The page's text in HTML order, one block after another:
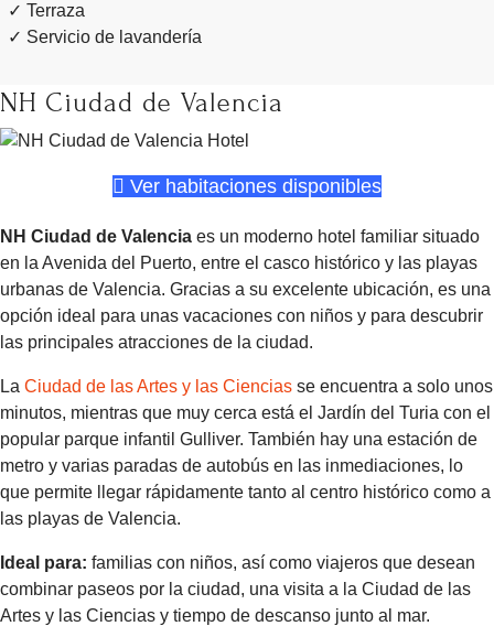
Terraza
Servicio de lavandería
NH Ciudad de Valencia
Ver habitaciones disponibles
NH Ciudad de Valencia es un moderno hotel familiar situado
en la Avenida del Puerto, entre el casco histórico y las playas
urbanas de Valencia. Gracias a su excelente ubicación, es una
opción ideal para unas vacaciones con niños y para descubrir
las principales atracciones de la ciudad.
La Ciudad de las Artes y las Ciencias se encuentra a solo unos
minutos, mientras que muy cerca está el Jardín del Turia con el
popular parque infantil Gulliver. También hay una estación de
metro y varias paradas de autobús en las inmediaciones, lo
que permite llegar rápidamente tanto al centro histórico como a
las playas de Valencia.
Ideal para: familias con niños, así como viajeros que desean
combinar paseos por la ciudad, una visita a la Ciudad de las
Artes y las Ciencias y tiempo de descanso junto al mar.